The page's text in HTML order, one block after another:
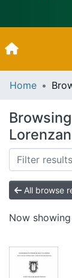
Home
All browse
Now showing